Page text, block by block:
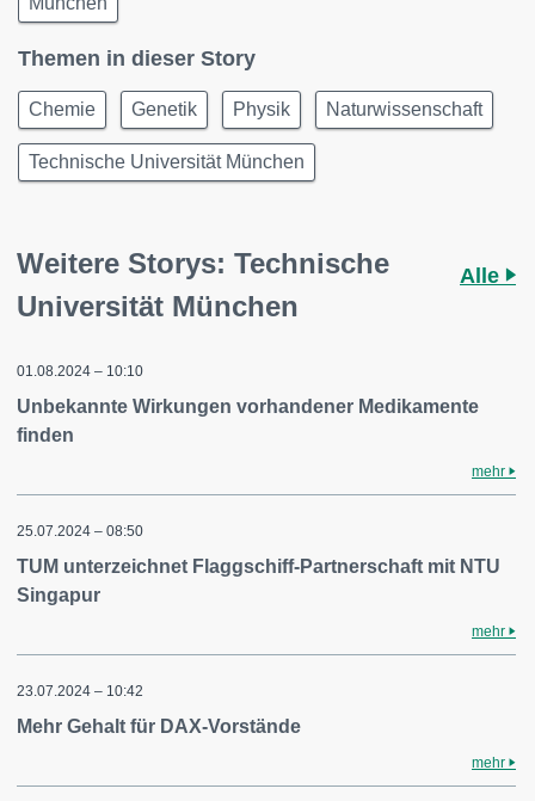
Themen in dieser Story
Chemie Genetik Physik Naturwissenschaft
Technische Universität München
Weitere Storys: Technische
Universität München
Alle
01.08.2024 – 10:10
Unbekannte Wirkungen vorhandener Medikamente
finden
mehr
25.07.2024 – 08:50
TUM unterzeichnet Flaggschiff-Partnerschaft mit NTU
Singapur
mehr
23.07.2024 – 10:42
Mehr Gehalt für DAX-Vorstände
mehr